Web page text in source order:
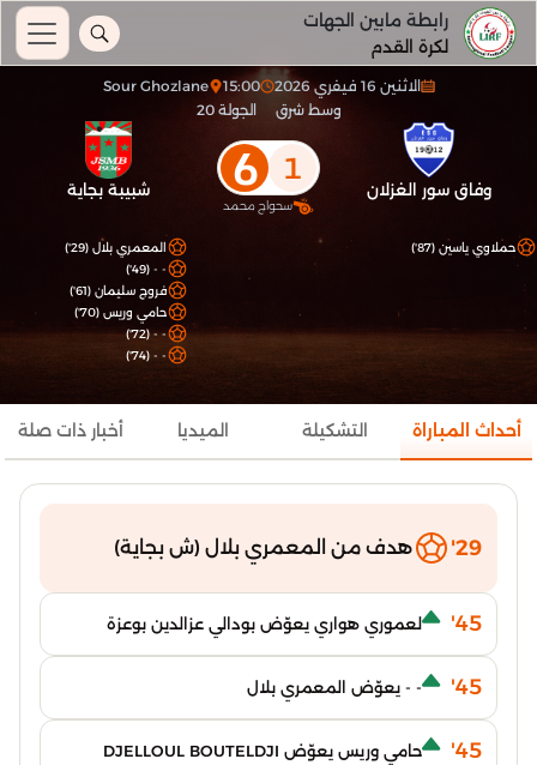
رابطة مابين الجهات
لكرة القدم
الاثنين 16 فيفري 2026 15:00
Sour Ghozlane
وسط شرق
الجولة 20
وفاق سور الغزلان 1
6
سحواج محمد
شبيبة بجاية
حملاوي ياسين (87')
المعمري بلال (29')
- - (49')
فروج سليمان (61')
حامي وريس (70')
- - (72')
- - (74')
أحداث المباراة التشكيلة الميديا أخبار ذات صلة
29' هدف من المعمري بلال (ش بجاية)
45' لعموري هواري يعوّض بودالي عزالدين بوعزة
45' - - يعوّض المعمري بلال
45' حامي وريس يعوّض DJELLOUL BOUTELDJI